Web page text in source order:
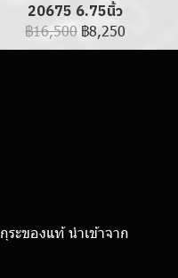
20675 6.75นิ้ว
฿16,500 ฿8,250
ระของแท้ นำเข้าจาก